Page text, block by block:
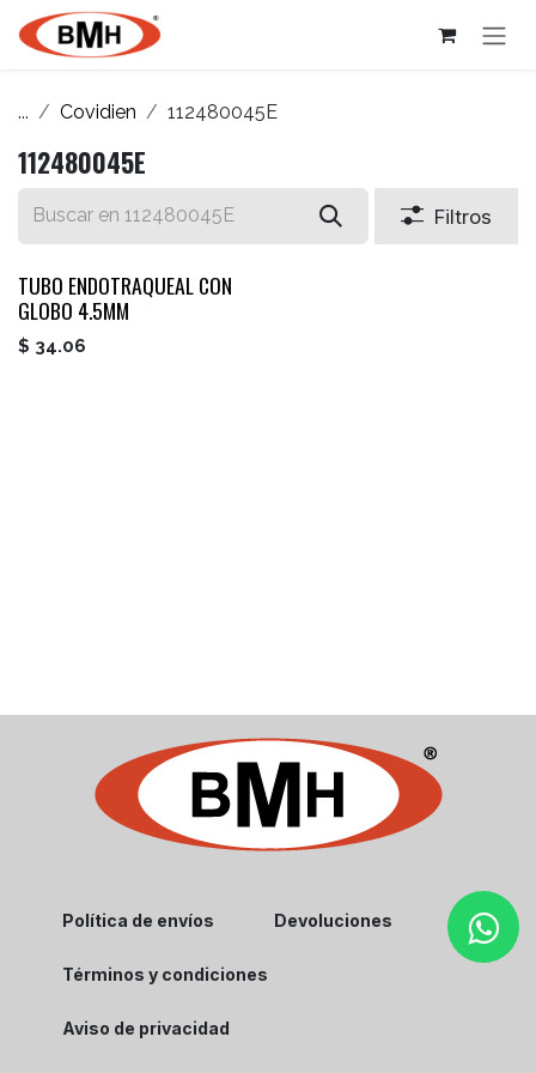
Ir al contenido
... Covidien 112480045E
112480045E
Filtros
TUBO ENDOTRAQUEAL CON
GLOBO 4.5MM
$ 34.06
Política de envíos Devoluciones
Términos y condiciones
Aviso de privacidad